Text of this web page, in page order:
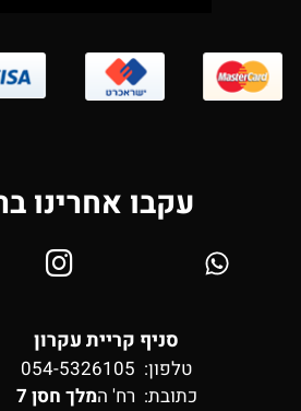
עקבו אחרינו
סניף קריית עקרון
טלפון: 054-5326105
כתובת: רח' המלך חסן 7